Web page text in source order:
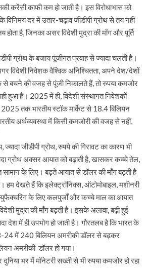
करेंसी काफी कम हो जाती है। इस विरोधाभास को
दर में उतार-चढ़ाव जीडीपी ग्रोथ से तय नहीं
होता है, जिनका असर विदेशी मुद्रा की माँग और पूर्ति
ग्रोथ के बजाय पूंजीगत प्रवाह से ज्यादा चलती है।
विदेशी निवेशक वैश्विक अनिश्चितता, अपने देश/देशों
से बचने की वजह से पूंजी निकालते हैं, तो रुपया कमजोर
हुआ है। 2025 में ही, विदेशी संस्थागत निवेशकों
तक भारतीय स्टॉक मार्केट से 18.4 बिलियन
अर्थव्यवस्था में किसी कमजोरी की वजह से नहीं,
जीडीपी ग्रोथ, रुपये की गिरावट का कारण भी
ग्रोथ अक्सर आयात को बढ़ाती है, खासकर कच्चे तेल,
के लिए। बढ़ते आयात से डॉलर की माँग बढ़ती है
हम देखते हैं कि इलेक्ट्रॉनिक्स, ऑटोमोबाइल, मशीनरी
के लिए कलपुर्जों और कच्चे माल का आयात
मुद्रा की माँग बढ़ती है। इसके अलावा, बढ़ी हुई
देश में ही उपभोग हो जाती है। गौरतलब है कि भारत के
24 में 240 बिलियन अमरीकी डॉलर से बढ़कर
अमरीकी डॉलर हो गया।
भर में मॉनेटरी सख्ती से भी रुपया कमजोर हो रहा